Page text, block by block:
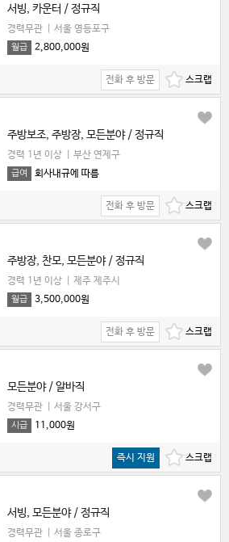
서빙, 카운터 / 정규직
경력무관 서울 영등포구
월급 2,800,000원
전화 후 방문
주방보조, 주방장, 모든분야 / 정규직
경력 1년 이상 부산 연제구
급여 회사내규에 따름
전화 후 방문
주방장, 찬모, 모든분야 / 정규직
경력 1년 이상 제주 제주시
월급 3,500,000원
전화 후 방문
모든분야 / 알바직
경력무관 서울 강서구
시급 11,000원
즉시 지원
서빙, 모든분야 / 정규직
경력무관 서울 종로구